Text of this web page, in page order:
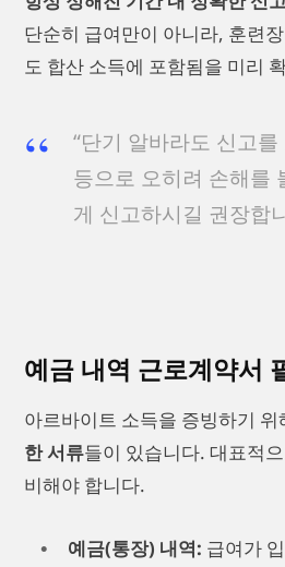
단순히 급여만이 아니라, 훈련
도 합산 소득에 포함됨을 미리
“단기 알바라도 신고
등으로 오히려 손해를
게 신고하시길 권장합
예금 내역 근로계약서
아르바이트 소득을 증빙하기 위
한 서류들이 있습니다. 대표적
비해야 합니다.
예금(통장) 내역: 급여가